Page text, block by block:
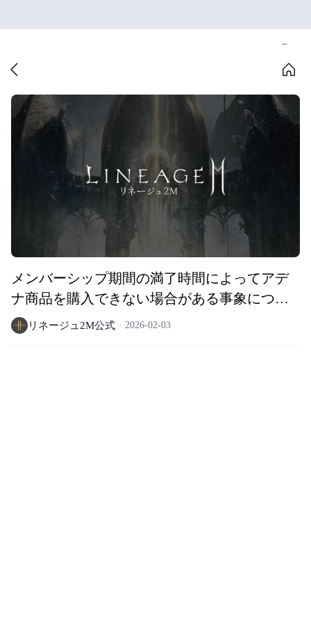
メンバーシップ期間の満了時間によってアデ
ナ商品を購入できない場合がある事象につい
て リネージュ2M公式 2026-02-03